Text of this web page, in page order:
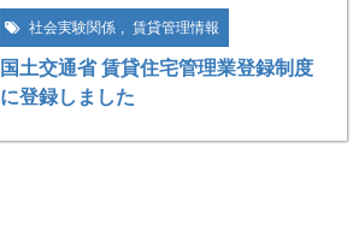
社会実験関係 賃貸管理情報
国土交通省 賃貸住宅管理業登録制度
に登録しました